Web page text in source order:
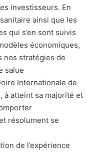
investisseurs. En
ainsi que les
qui s’en sont suivis
économiques,
nos stratégies de
salue
Internationale de
à atteint sa majorité et
résolument se
de l’expérience